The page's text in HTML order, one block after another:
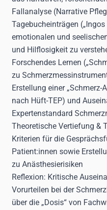
Fallanalyse (Narrative
Tagebucheinträgen
emotionalen und
und Hilflosigkeit zu
Forschendes Lernen
zu
Erstellung einer „Schmerz-
nach Hüft-TEP) und
Expertenstandard
Theoretische Vertiefung &
Kriterien für die
Patient:innen sowie
zu Anästhesierisiken
Reflexion: Kritische
Vorurteilen bei der
über die „Dosis“ von